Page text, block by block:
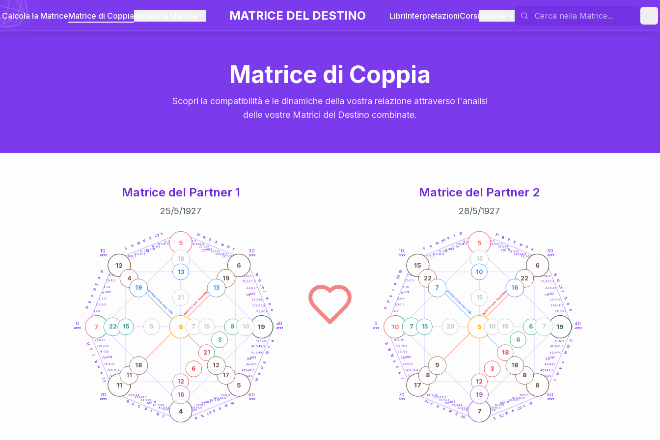
Calcola la MatriceMatrice di Coppia MATRICE DEL DESTINO LibriInterpretazioniCorsi
Matrice di Coppia
Scopri la compatibilità e le dinamiche della vostra relazione attraverso l'analisi
delle vostre Matrici del Destino combinate.
Matrice del Partner 1
25/5/1927
generazione maschile generazione femminile
0
anni
10
anni
30
anni
40
anni
50
anni
70
anni
1-2,5
2,5-3,5
3,5-4
6-7,5
7,5-8,5
8,5-9
11-12,5
12,5-13,5
13,5-14
16-17,5
17,5-18,5
18,5-19
21-22,5
22,5-23,5
23,5-24
26-27,5
27,5-28,5
28,5-29
31-32,5
32,5-33,5
33,5-34
36-37,5
37,5-38,5
38,5-39
41-42,5
42,5-43,5
43,5-44
46-47,5
47,5-48,5
48,5-49
51-52,5
52,5-53,5
53,5-54
56-57,5
57,5-58,5
58,5-59
61-62,5
62,5-63,5
63,5-64
66-67,5
67,5-68,5
68,5-69
71-72,5
72,5-73,5
73,5-74
76-77,5
77,5-78,5
78,5-79
15
8
9
19
5
4
16
5
11
10
17
12
22 9 21 16
9
11
10 17
5
19
13
20
7
15
8
9
8
7
13
6
17
11
16
19
14
5
9
22
13
17
5
19
7
15
5
8
19
22
11
11
18
7
7
14
7
5
19
4
8
12 6
11 5
12
6
21
3
9
22
18
10
16
15
13
7 15
5
21
4
19
19
13
11
18
17
12
5 anni
15 anni 25anni
35anni
45anni
55anni
65anni
75anni
Matrice del Partner 2
28/5/1927
generazione maschile generazione femminile
0
anni
10
anni
30
anni
40
anni
50
anni
70
anni
1-2,5
2,5-3,5
3,5-4
6-7,5
7,5-8,5
8,5-9
11-12,5
12,5-13,5
13,5-14
16-17,5
17,5-18,5
18,5-19
21-22,5
22,5-23,5
23,5-24
26-27,5
27,5-28,5
28,5-29
31-32,5
32,5-33,5
33,5-34
36-37,5
37,5-38,5
38,5-39
41-42,5
42,5-43,5
43,5-44
46-47,5
47,5-48,5
48,5-49
51-52,5
52,5-53,5
53,5-54
56-57,5
57,5-58,5
58,5-59
61-62,5
62,5-63,5
63,5-64
66-67,5
67,5-68,5
68,5-69
71-72,5
72,5-73,5
73,5-74
76-77,5
77,5-78,5
78,5-79
9
17
6
7
11
22
10
5
8
10
20 9
7
12 21 16
9
11
10 17
5
19
13
20
7
15
8
9
11
10
19
9
8
17
7
13
5
20
15
10
22
11
20
13
19
6
11
5
22
7
8
17
9
10
19
11
10
5
19
7
5
15 6
17 8
12
3
18
6
6
7
15
7
19
15
10
10 15
20
15
22
7
22
16
8
9
8
18
5 anni
15 anni 25anni
35anni
45anni
55anni
65anni
75anni